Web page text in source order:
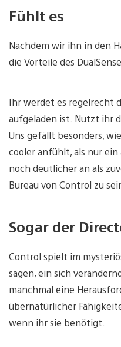
Fühlt es
Nachdem wir ihn in den
die Vorteile des
Ihr werdet es regelrecht
aufgeladen ist. Nutzt ihr
Uns gefällt besonders,
cooler anfühlt, als nur
noch deutlicher an als
Bureau von Control zu
Sogar der
Control spielt im
sagen, ein sich
manchmal eine
übernatürlicher
wenn ihr sie benötigt.